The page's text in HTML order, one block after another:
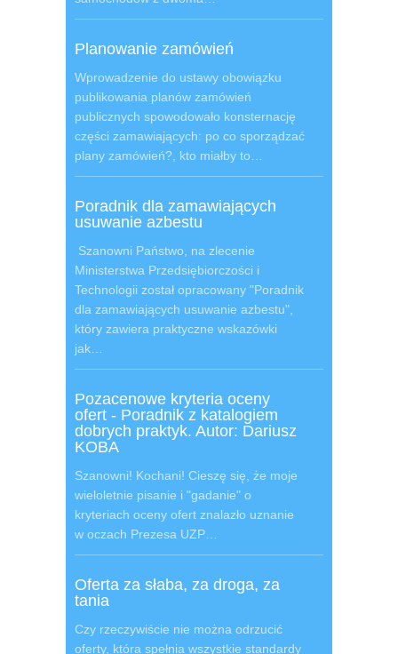
Planowanie zamówień
Wprowadzenie do ustawy obowiązku
publikowania planów zamówień
publicznych spowodowało konsternację
części zamawiających: po co sporządzać
plany zamówień?, kto miałby to…
Poradnik dla zamawiających
usuwanie azbestu
Szanowni Państwo, na zlecenie
Ministerstwa Przedsiębiorczości i
Technologii został opracowany "Poradnik
dla zamawiających usuwanie azbestu",
który zawiera praktyczne wskazówki
jak…
Pozacenowe kryteria oceny
ofert - Poradnik z katalogiem
dobrych praktyk. Autor: Dariusz
KOBA
Szanowni! Kochani! Cieszę się, że moje
wieloletnie pisanie i "gadanie" o
kryteriach oceny ofert znalazło uznanie
w oczach Prezesa UZP…
Oferta za słaba, za droga, za
tania
Czy rzeczywiście nie można odrzucić
oferty, która spełnia wszystkie standardy